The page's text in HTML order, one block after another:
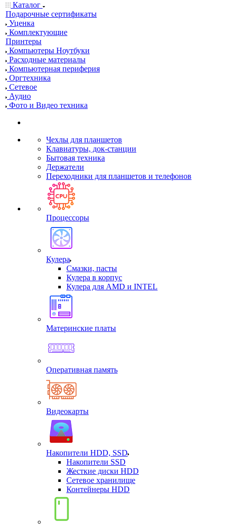
Каталог
Подарочные сертификаты
Уценка
Комплектующие
Принтеры
Компьютеры Ноутбуки
Расходные материалы
Компьютерная периферия
Оргтехника
Сетевое
Аудио
Фото и Видео техника
Чехлы для планшетов
Клавиатуры, док-станции
Бытовая техника
Держатели
Переходники для планшетов и телефонов
Процессоры
Кулера
Смазки, пасты
Кулера в корпус
Кулера для AMD и INTEL
Материнские платы
Оперативная память
Видеокарты
Накопители HDD, SSD
Накопители SSD
Жесткие диски HDD
Сетевое хранилище
Контейнеры HDD